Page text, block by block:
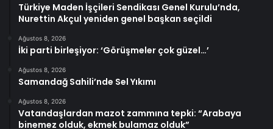
Türkiye Maden İşçileri Sendikası Genel Kurulu’nda,
Nurettin Akçul yeniden genel başkan seçildi
Ağustos 8, 2026
İki parti birleşiyor: ‘Görüşmeler çok güzel…’
Ağustos 8, 2026
Samandağ Sahili’nde Sel Yıkımı
Ağustos 8, 2026
Vatandaşlardan mazot zammına tepki: “Arabaya
binemez olduk, ekmek bulamaz olduk”